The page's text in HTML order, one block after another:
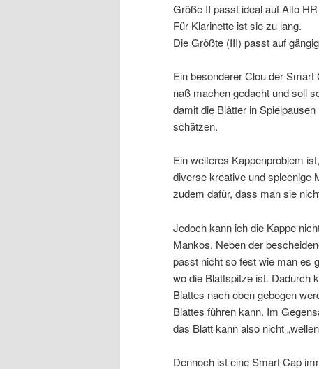
Größe II passt ideal auf Alto
Für Klarinette ist sie zu lang.
Die Größte (III) passt auf
Ein besonderer Clou der
naß machen gedacht und soll
damit die Blätter in
schätzen.
Ein weiteres Kappenproblem
diverse kreative und spleenige
zudem dafür, dass man sie
Jedoch kann ich die Kappe
Mankos. Neben der
passt nicht so fest wie man es
wo die Blattspitze ist. Dadurch
Blattes nach oben gebogen
Blattes führen kann. Im
das Blatt kann also nicht
Dennoch ist eine Smart Cap